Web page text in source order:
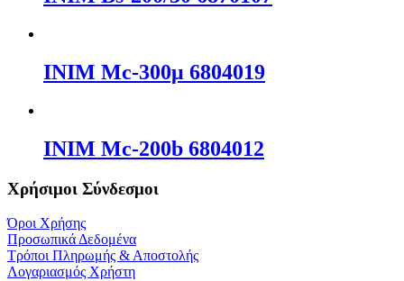
INIM Mc-300μ 6804019
INIM Mc-200b 6804012
Χρήσιμοι Σύνδεσμοι
Όροι Χρήσης
Προσωπικά Δεδομένα
Τρόποι Πληρωμής & Αποστολής
Λογαριασμός Χρήστη